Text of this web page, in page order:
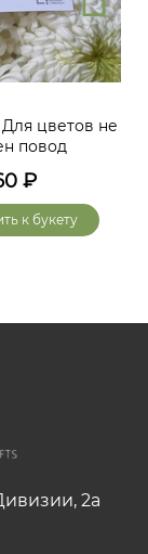
цветов не
повод
₽
к букету
2а